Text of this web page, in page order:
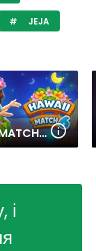
JEJA
HAWAII MATCH 6
і